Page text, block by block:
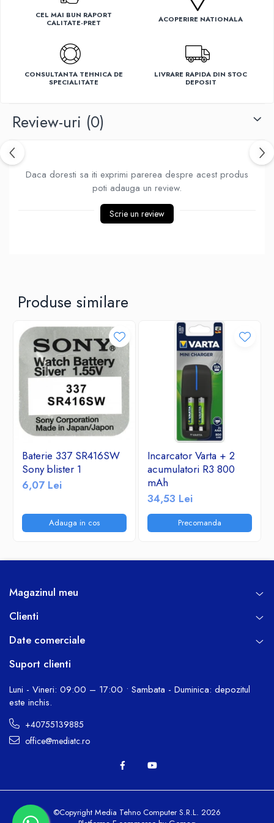
VentilatoareCEL MAI BUN RAPORT
CALITATE-PRET
ACOPERIRE NATIONALA
CONSULTANTA TEHNICA DE
SPECIALITATE
LIVRARE RAPIDA DIN STOC
DEPOSIT
Review-uri (0)
Daca doresti sa iti exprimi parerea despre acest produs
poti adauga un review.
Scrie un review
Produse similare
Baterie 337 SR416SW
Sony blister 1
6,07 Lei
Adauga in cos
Incarcator Varta + 2
acumulatori R3 800
mAh
34,53 Lei
Precomanda
Magazinul meu
Clienti
Date comerciale
Suport clienti
Luni - Vineri: 09:00 – 17:00 • Sambata - Duminica: depozitul
este inchis.
+40755139885
office@mediatc.ro
©Copyright Media Tehno Computer S.R.L. 2026